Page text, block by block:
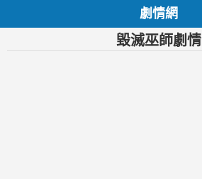
劇情網
毀滅巫師劇情